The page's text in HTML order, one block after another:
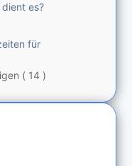
es?
für
( 14 )